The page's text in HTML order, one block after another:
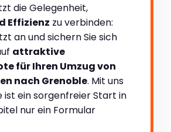
die Gelegenheit,
Effizienz zu verbinden:
an und sichern Sie sich
attraktive
für Ihren Umzug von
nach Grenoble. Mit uns
ist ein sorgenfreier Start in
nur ein Formular